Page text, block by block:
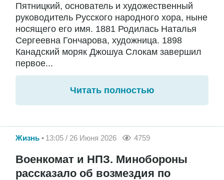
Пятницкий, основатель и художественный
руководитель Русского народного хора, ныне
носящего его имя. 1881 Родилась Наталья
Сергеевна Гончарова, художница. 1898
Канадский моряк Джошуа Слокам завершил
первое...
Читать полностью
Жизнь 13:05 / 26 Июня 2026 4759
Военкомат и НПЗ. Минобороны
рассказало об возмездия по